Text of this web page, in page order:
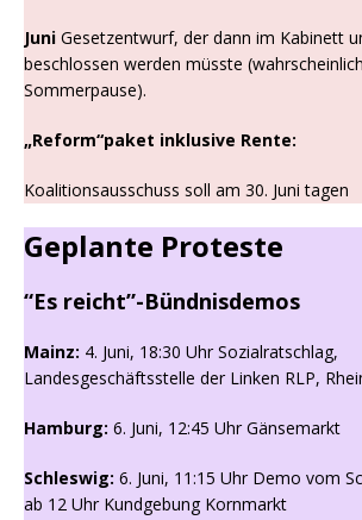
Juni Gesetzentwurf, der dann im Kabinett
beschlossen werden müsste
Sommerpause).
„Reform“paket inklusive Rente:
Koalitionsausschuss soll am 30. Juni tagen
Geplante Proteste
“Es reicht”-Bündnisdemos
Mainz: 4. Juni, 18:30 Uhr Sozialratschlag,
Landesgeschäftsstelle der Linken RLP,
Hamburg: 6. Juni, 12:45 Uhr Gänsemarkt
Schleswig: 6. Juni, 11:15 Uhr Demo vom
ab 12 Uhr Kundgebung Kornmarkt